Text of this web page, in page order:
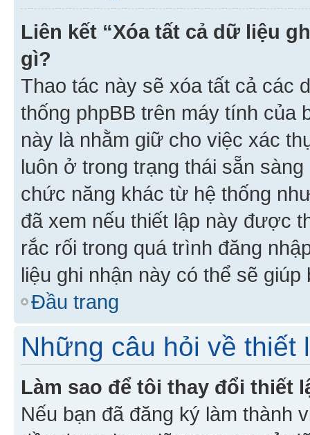
Liên kết “Xóa tất cả dữ liệu
gì?
Thao tác này sẽ xóa tất cả các
thống phpBB trên máy tính của
này là nhằm giữ cho việc xác
luôn ở trong trạng thái sẵn
chức năng khác từ hệ thống
đã xem nếu thiết lập này được
rắc rối trong quá trình đăng
liệu ghi nhận này có thể sẽ
Đầu trang
Những câu hỏi về thiết
Làm sao để tôi thay đổi thiết
Nếu bạn đã đăng ký làm thành